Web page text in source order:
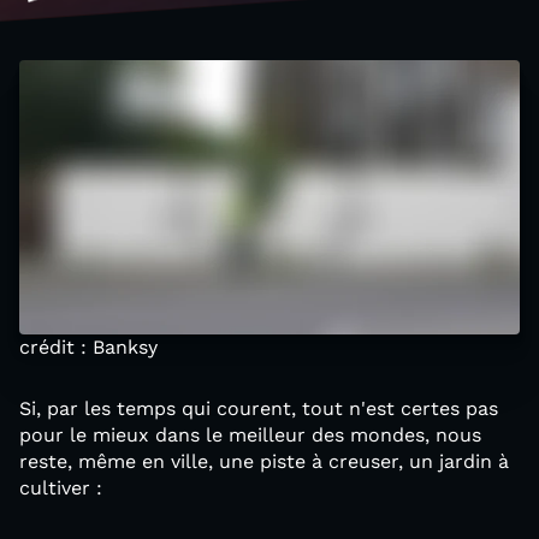
crédit : Banksy
Si, par les temps qui courent, tout n'est certes pas
pour le mieux dans le meilleur des mondes, nous
reste, même en ville, une piste à creuser, un jardin à
cultiver :